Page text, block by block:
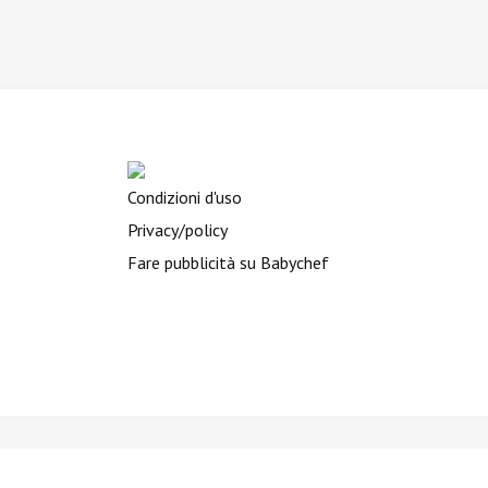
Condizioni d'uso
Privacy/policy
Fare pubblicità su Babychef